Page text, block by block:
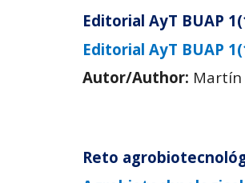
Editorial AyT BUAP
Editorial AyT BUAP
Autor/Author: Martín
Reto